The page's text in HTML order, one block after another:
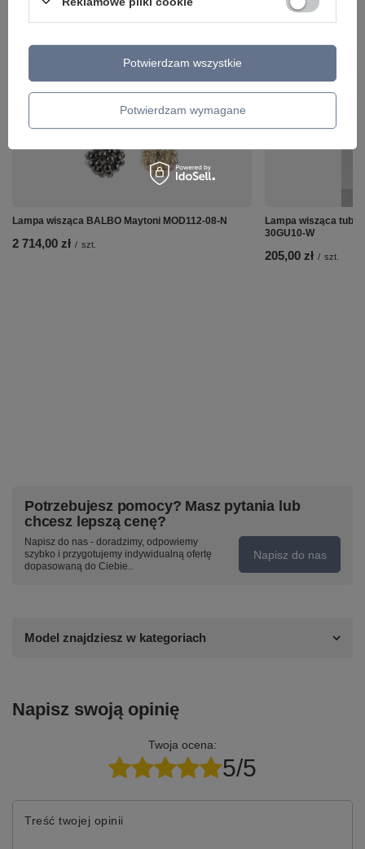
ZOBACZ RÓWNIEŻ
Lampa wisząca BALBO Maytoni MOD112-08-N
2 714,00 zł / szt.
Lampa wisząca tuba
30GU10-W
205,00 zł / szt.
Potrzebujesz pomocy? Masz pytania lub
chcesz lepszą cenę?
Napisz do nas - doradzimy, odpowiemy
szybko i przygotujemy indywidualną ofertę
dopasowaną do Ciebie..
Napisz do nas
Model znajdziesz w kategoriach
Napisz swoją opinię
Twoja ocena:
5/5
Treść twojej opinii
Potwierdzam wymagane
Potwierdzam wszystkie